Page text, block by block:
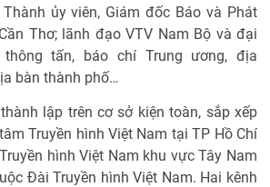
ủy viên, Giám đốc Báo và Phát
Thơ; lãnh đạo VTV Nam Bộ và đại
tấn, báo chí Trung ương, địa
bàn thành phố…
lập trên cơ sở kiện toàn, sắp xếp
Truyền hình Việt Nam tại TP Hồ Chí
hình Việt Nam khu vực Tây Nam
Đài Truyền hình Việt Nam. Hai kênh